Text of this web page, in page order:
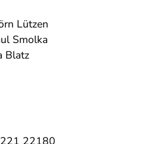
Lützen
Smolka
Blatz
22180